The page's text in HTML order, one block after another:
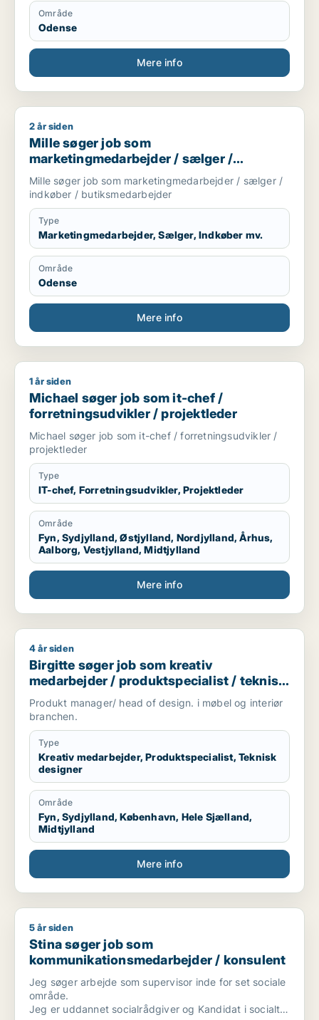
Område
Odense
Mere info
Mille søger job som marketingmedarbejder / sælger /
2 år siden
Mille søger job som
marketingmedarbejder / sælger /
indkøber / butiksmedarbejder
Mille søger job som marketingmedarbejder / sælger /
indkøber / butiksmedarbejder
Type
Marketingmedarbejder, Sælger, Indkøber mv.
Område
Odense
Mere info
Michael søger job som it-chef / forretningsudvikler /
1 år siden
Michael søger job som it-chef /
forretningsudvikler / projektleder
Michael søger job som it-chef / forretningsudvikler /
projektleder
Type
IT-chef, Forretningsudvikler, Projektleder
Område
Fyn, Sydjylland, Østjylland, Nordjylland, Århus,
Aalborg, Vestjylland, Midtjylland
Mere info
Birgitte søger job som kreativ medarbejder /
4 år siden
Birgitte søger job som kreativ
medarbejder / produktspecialist / teknisk
designer
Produkt manager/ head of design. i møbel og interiør
branchen.
Type
Kreativ medarbejder, Produktspecialist, Teknisk
designer
Område
Fyn, Sydjylland, København, Hele Sjælland,
Midtjylland
Mere info
Stina søger job som kommunikationsmedarbejder /
5 år siden
Stina søger job som
kommunikationsmedarbejder / konsulent
Jeg søger arbejde som supervisor inde for set sociale
område.
Jeg er uddannet socialrådgiver og Kandidat i socialt